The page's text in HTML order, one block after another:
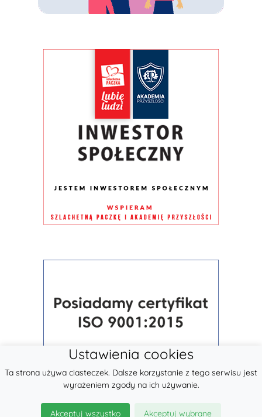
Ustawienia cookies
Ta strona używa ciasteczek. Dalsze korzystanie z tego serwisu jest
wyrażeniem zgody na ich używanie.
Akceptuj wszystko Akceptuj wybrane